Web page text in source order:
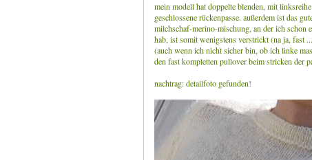
mein modell hat doppelte blenden, mit
geschlossene rückenpasse. außerdem ist das
milchschaf-merino-mischung, an der ich schon
hab, ist somit wenigstens verstrickt (na ja, fast
(auch wenn ich nicht sicher bin, ob ich linke
den fast kompletten pullover beim stricken der
nachtrag: detailfoto gefunden!